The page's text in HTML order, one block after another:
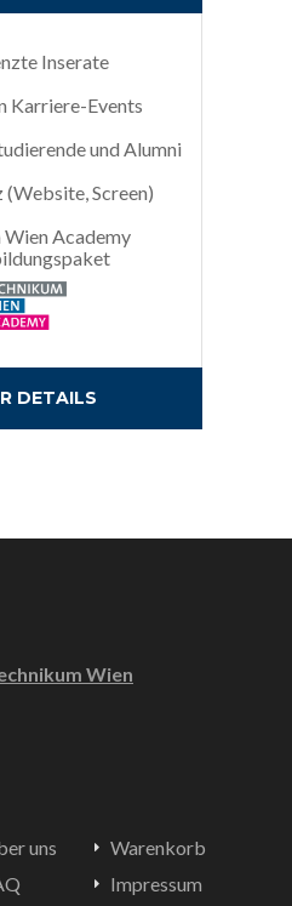
Inserate
Karriere-Events
und Alumni
(Website, Screen)
Wien Academy
DETAILS
Wien
uns
Warenkorb
Impressum